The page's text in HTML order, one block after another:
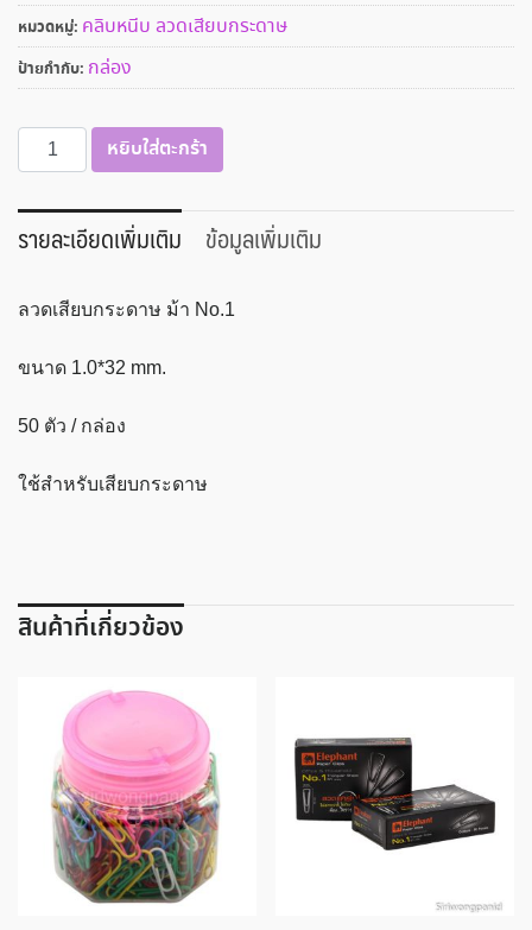
หมวดหมู่: คลิบหนีบ ลวดเสียบกระดาษ
ป้ายกำกับ: กล่อง
จำนวน
ลวด
กระดาษ
ตรา
No.1
หยิบใส่ตะกร้า
รายละเอียดเพิ่มเติม ข้อมูลเพิ่มเติม
ลวดเสียบกระดาษ ม้า No.1
ขนาด 1.0*32 mm.
50 ตัว / กล่อง
ใช้สำหรับเสียบกระดาษ
สินค้าที่เกี่ยวข้อง